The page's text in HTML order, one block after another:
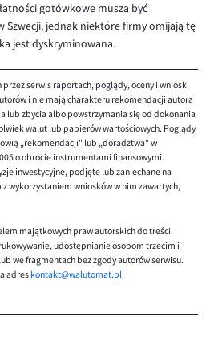
gotówkowe muszą być
Szwecji, jednak niektóre firmy omijają tę
jest dyskryminowana.
serwis raportach, poglądy, oceny i wnioski
i nie mają charakteru rekomendacji autora
lub zbycia albo powstrzymania się od dokonania
walut lub papierów wartościowych. Poglądy
„rekomendacji" lub „doradztwa" w
o obrocie instrumentami finansowymi.
inwestycyjne, podjęte lub zaniechane na
wykorzystaniem wniosków w nim zawartych,
majątkowych praw autorskich do treści.
udostępnianie osobom trzecim i
we fragmentach bez zgody autorów serwisu.
adres kontakt@walutomat.pl.